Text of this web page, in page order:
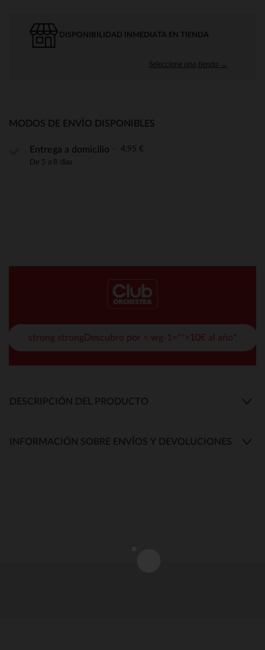
DISPONIBILIDAD INMEDIATA EN TIENDA
Seleccione una tienda →
MODOS DE ENVÍO DISPONIBLES
Entrega a domicilio 4,95 €
De 5 a 8 días
strong strongDescubro por < wg-1="">10€ al año*
DESCRIPCIÓN DEL PRODUCTO
INFORMACIÓN SOBRE ENVÍOS Y DEVOLUCIONES